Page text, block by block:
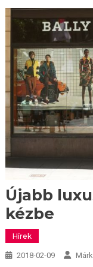
Újabb
kézbe
Hírek
2018-02-09